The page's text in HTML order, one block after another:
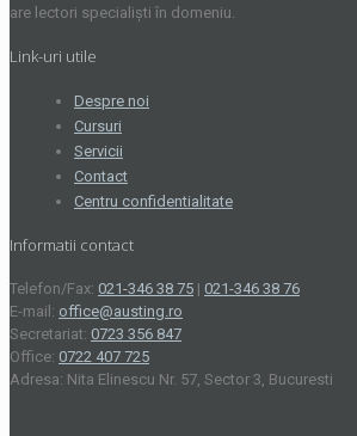
are lectori specialiști în domeniu.
Link-uri utile
Despre noi
Cursuri
Servicii
Contact
Centru confidentialitate
Informatii contact
Telefon/Fax: 021-346 38 75 | 021-346 38 76
E-mail: office@austing.ro
Secretariat: 0723 356 847
Office: 0722 407 725
Adresa: Nita Elinescu Nr. 57, Sector 3, Bucuresti